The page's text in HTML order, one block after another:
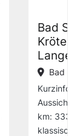
Bad
Bad
Kurzinfo:
Aussicht,
km: 333
klassisch